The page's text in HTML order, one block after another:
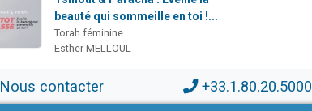
beauté qui sommeille en toi !...
Torah féminine
Esther MELLOUL
Nous contacter +33.1.80.20.5000